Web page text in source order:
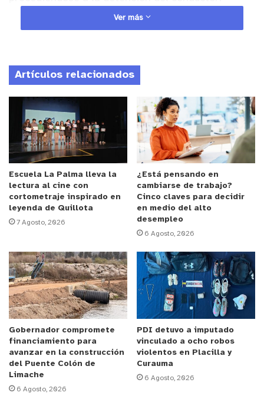
Anuncio Patrocinado
camioneta que venía inmediatamente después del
auto que portaba drogas, el chofer fue sorprendido
portando una pistola con munición, y en la revisión
del móvil se encontraron otras 2 armas
correspondientes a revólveres también con
municiones en su interior y $700 mil pesos en
dinero en efectivo. Ante la evidencia, fue detenido
por el delito de porte ilegal de armas de fuego.
Ambos imputados, sin antecedentes policiales
previos, pasan a control de detención durante esta
jornada por instrucción del fiscal.
y tú, ¿qué opinas?
Ver más
Artículos relacionados
Escuela La Palma lleva la
lectura al cine con
cortometraje inspirado en
leyenda de Quillota
7 Agosto, 2026
¿Está pensando en
cambiarse de trabajo?
Cinco claves para decidir
en medio del alto
desempleo
6 Agosto, 2026
Gobernador compromete
financiamiento para
avanzar en la construcción
del Puente Colón de
Limache
6 Agosto, 2026
PDI detuvo a imputado
vinculado a ocho robos
violentos en Placilla y
Curauma
6 Agosto, 2026